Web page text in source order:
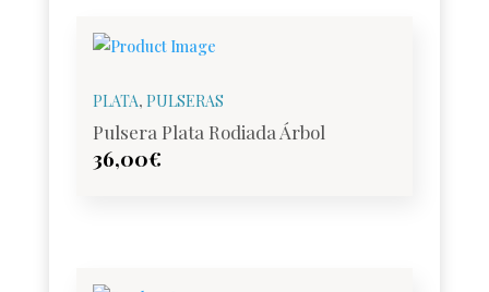
PLATA, PULSERAS
Pulsera Plata Rodiada Árbol
36,00€